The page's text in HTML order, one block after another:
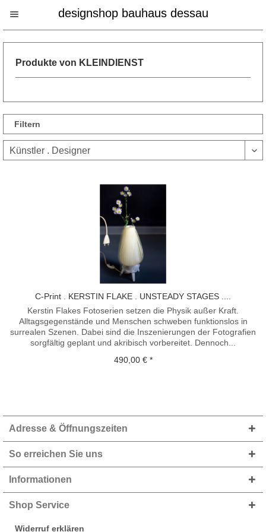
designshop bauhaus dessau
Produkte von KLEINDIENST
Filtern
C-Print . KERSTIN FLAKE . UNSTEADY STAGES ....
Kerstin Flakes Fotoserien setzen die Physik außer Kraft.
Alltagsgegenstände und Menschen schweben funktionslos in
surrealen Szenen. Dabei sind die Inszenierungen der Fotografien
sorgfältig geplant und akribisch vorbereitet. Dennoch...
490,00 € *
Adresse & Öffnungszeiten
So erreichen Sie uns
Informationen
Shop Service
Widerruf erklären